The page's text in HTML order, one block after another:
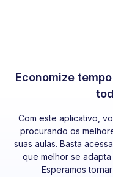
Economize
Com este aplicativo,
procurando os
suas aulas. Basta
que melhor se
Esperamos